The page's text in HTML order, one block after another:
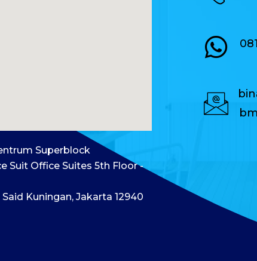
Superblock
Suit Office Suites 5th Floor -
Said Kuningan, Jakarta 12940